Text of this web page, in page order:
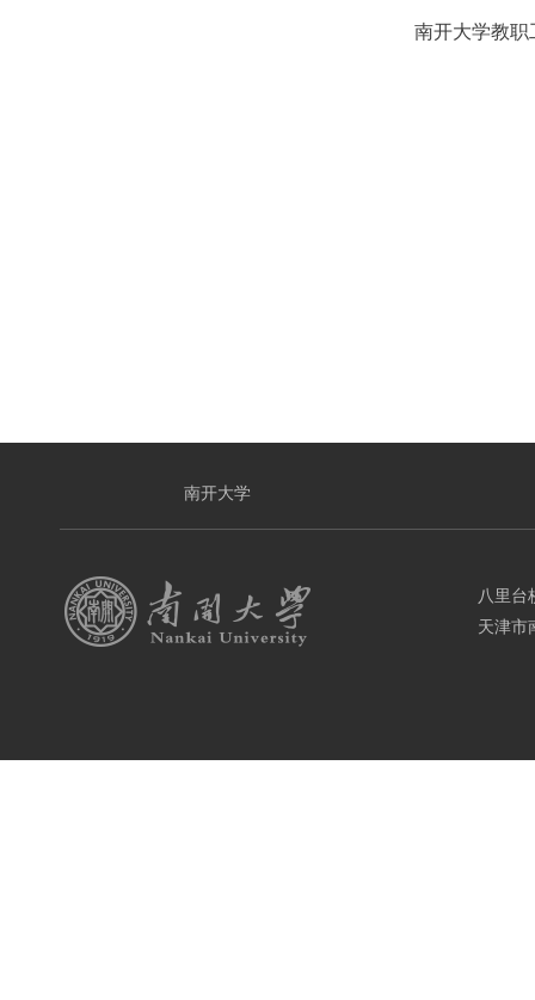
南开大学教职
南开大学
八里台
天津市